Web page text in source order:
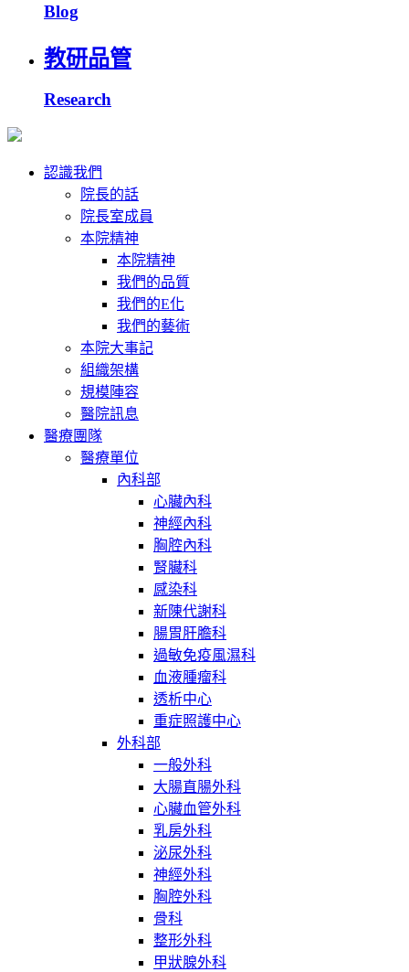
Blog
教研品管
Research
認識我們
院長的話
院長室成員
本院精神
本院精神
我們的品質
我們的E化
我們的藝術
本院大事記
組織架構
規模陣容
醫院訊息
醫療團隊
醫療單位
內科部
心臟內科
神經內科
胸腔內科
腎臟科
感染科
新陳代謝科
腸胃肝膽科
過敏免疫風濕科
血液腫瘤科
透析中心
重症照護中心
外科部
一般外科
大腸直腸外科
心臟血管外科
乳房外科
泌尿外科
神經外科
胸腔外科
骨科
整形外科
甲狀腺外科